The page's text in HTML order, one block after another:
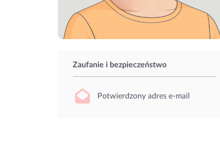
Zaufanie i bezpieczeństwo
Potwierdzony adres e-mail